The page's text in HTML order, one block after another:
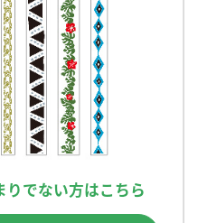
りでない方はこちら